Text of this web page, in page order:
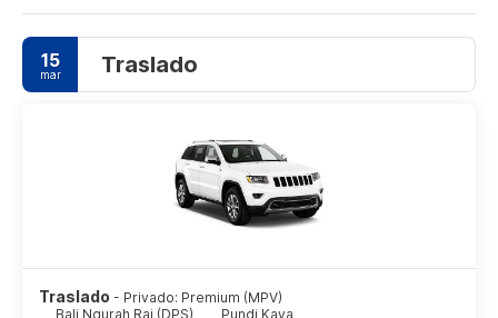
Recientemente se ha vuelto difícil distinguir el pueblo de las
aldeas que lo rodean. El área que rodea al pueblo está
compuesta por pequeños campos, terrazas de arroz y
15
mar Traslado
Traslado - Privado: Premium (MPV)
Bali Ngurah Rai (DPS)
Pundi Kaya